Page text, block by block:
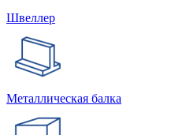
Швеллер
Металлическая балка